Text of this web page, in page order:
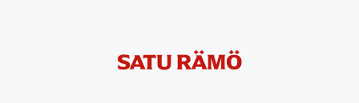
SATU RÄMÖ